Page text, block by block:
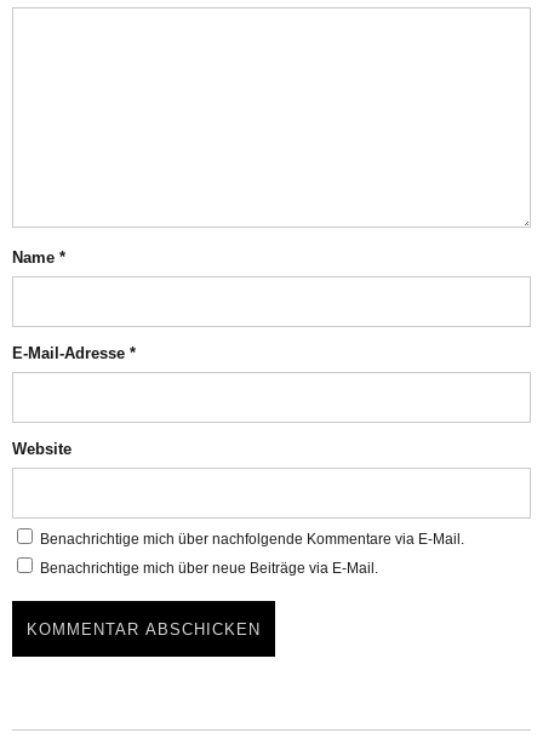
Name *
E-Mail-Adresse *
Website
Benachrichtige mich über nachfolgende Kommentare via E-Mail.
Benachrichtige mich über neue Beiträge via E-Mail.